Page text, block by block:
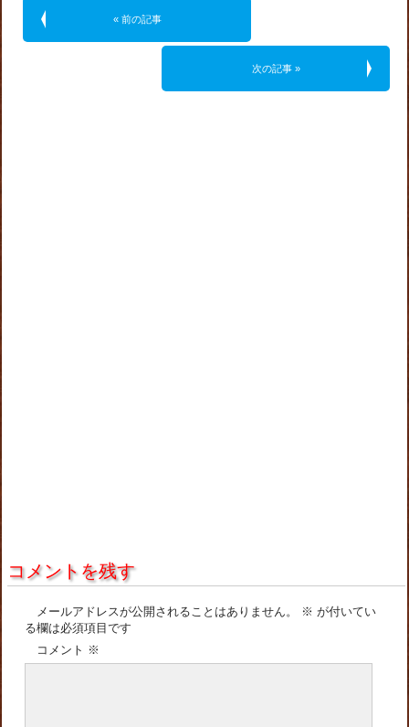
« 前の記事
次の記事 »
コメントを残す
メールアドレスが公開されることはありません。 ※ が付いてい
る欄は必須項目です
コメント ※